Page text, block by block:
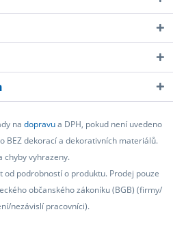
na dopravua DPH, pokud není uvedeno
BEZ dekorací a dekorativních materiálů.
chyby vyhrazeny.
podrobností o produktu. Prodej pouze
občanského zákoníku (BGB) (firmy/
nezávislí pracovníci).